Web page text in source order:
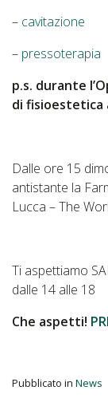
– cavitazione
– pressoterapia
p.s. durante
di fisioestetica
Dalle ore 15
antistante la
Lucca – The
Ti aspettiamo
dalle 14 alle 18
Che aspetti!
Pubblicato in News